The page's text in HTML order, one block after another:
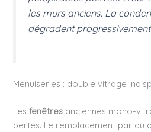
les murs anciens. La
dégradent
Menuiseries : double vitrage
Lesfenêtres anciennes mono-
pertes. Le remplacement par du